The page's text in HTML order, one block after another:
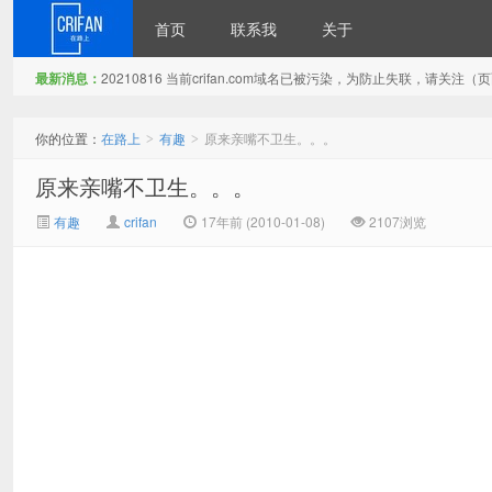
首页 联系我 关于
最新消息： 20210816 当前crifan.com域名已被污染，为防止失联，请关注（
你的位置： 在路上 > 有趣 > 原来亲嘴不卫生。。。
原来亲嘴不卫生。。。
有趣 crifan 17年前 (2010-01-08) 2107浏览